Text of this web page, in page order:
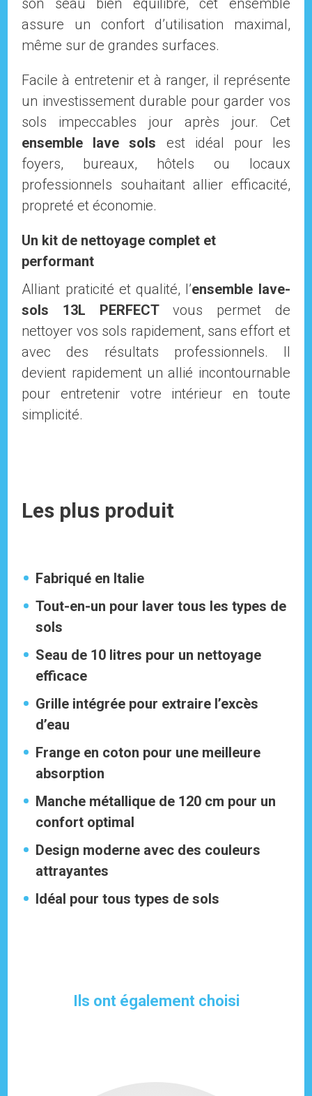
son seau bien équilibré, cet ensemble
assure un confort d’utilisation maximal,
même sur de grandes surfaces.
Facile à entretenir et à ranger, il représente
un investissement durable pour garder vos
sols impeccables jour après jour. Cet
ensemble lave sols est idéal pour les
foyers, bureaux, hôtels ou locaux
professionnels souhaitant allier efficacité,
propreté et économie.
Un kit de nettoyage complet et
performant
Alliant praticité et qualité, l’ensemble lave-
sols 13L PERFECTvous permet de
nettoyer vos sols rapidement, sans effort et
avec des résultats professionnels. Il
devient rapidement un allié incontournable
pour entretenir votre intérieur en toute
simplicité.
Les plus produit
Fabriqué en Italie
Tout-en-un pour laver tous les types de
sols
Seau de 10 litres pour un nettoyage
efficace
Grille intégrée pour extraire l’excès
d’eau
Frange en coton pour une meilleure
absorption
Manche métallique de 120 cm pour un
confort optimal
Design moderne avec des couleurs
attrayantes
Idéal pour tous types de sols
Ils ont également choisi